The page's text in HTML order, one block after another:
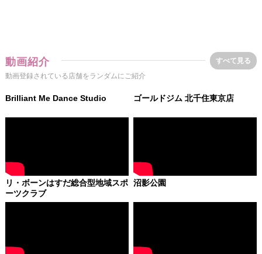
動画紹介
すべて見る
動画登録されている店舗をランダムにご紹介
Brilliant Me Dance Studio ゴールドジム 北千住東京店
リ・ボーンはすだ総合型地域スポ
ーツクラブ
沼影公園